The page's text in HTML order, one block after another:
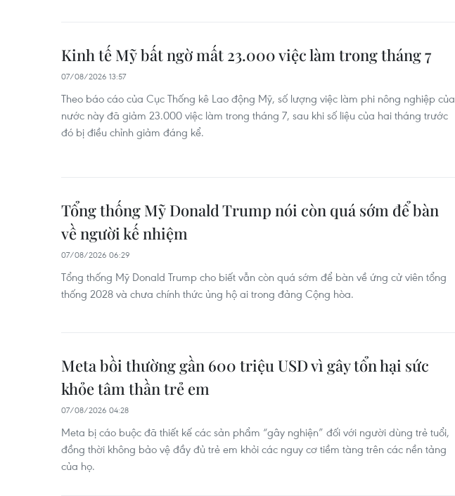
Kinh tế Mỹ bất ngờ mất 23.000 việc làm trong tháng 7
07/08/2026 13:57
Theo báo cáo của Cục Thống kê Lao động Mỹ, số lượng việc làm phi nông nghiệp của
nước này đã giảm 23.000 việc làm trong tháng 7, sau khi số liệu của hai tháng trước
đó bị điều chỉnh giảm đáng kể.
Tổng thống Mỹ Donald Trump nói còn quá sớm để bàn
về người kế nhiệm
07/08/2026 06:29
Tổng thống Mỹ Donald Trump cho biết vẫn còn quá sớm để bàn về ứng cử viên tổng
thống 2028 và chưa chính thức ủng hộ ai trong đảng Cộng hòa.
Meta bồi thường gần 600 triệu USD vì gây tổn hại sức
khỏe tâm thần trẻ em
07/08/2026 04:28
Meta bị cáo buộc đã thiết kế các sản phẩm “gây nghiện” đối với người dùng trẻ tuổi,
đồng thời không bảo vệ đầy đủ trẻ em khỏi các nguy cơ tiềm tàng trên các nền tảng
của họ.